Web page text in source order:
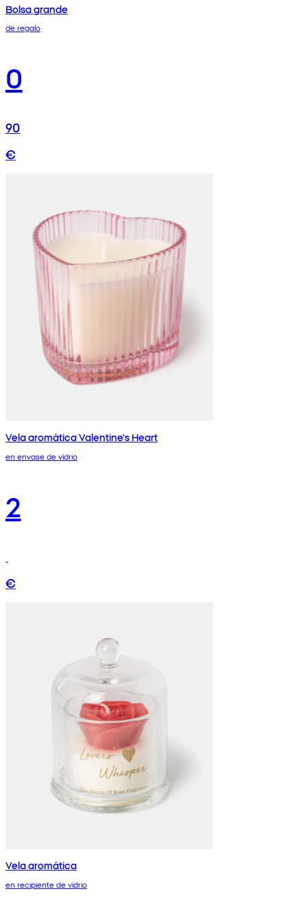
Bolsa grande
de regalo
0
90
€
Vela aromática Valentine's Heart
en envase de vidrio
2
€
Vela aromática
en recipiente de vidrio